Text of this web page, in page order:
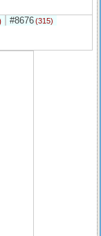
#8676(315)